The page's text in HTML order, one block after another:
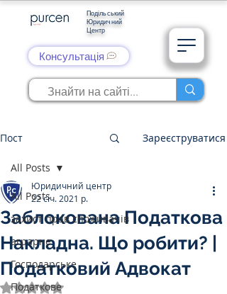
Подільський
Юридичний
Центр
Консультація
Пост Зареєструватися
All Posts
захист прав споживачів
аграрне
Господарське
Податкове
All Posts
Заблокована Податкова
Накладна. Що робити? |
Податковий Адвокат
Юридичний центр
22 січ. 2021 р.
Оцінка: NaN з 5 зірок.